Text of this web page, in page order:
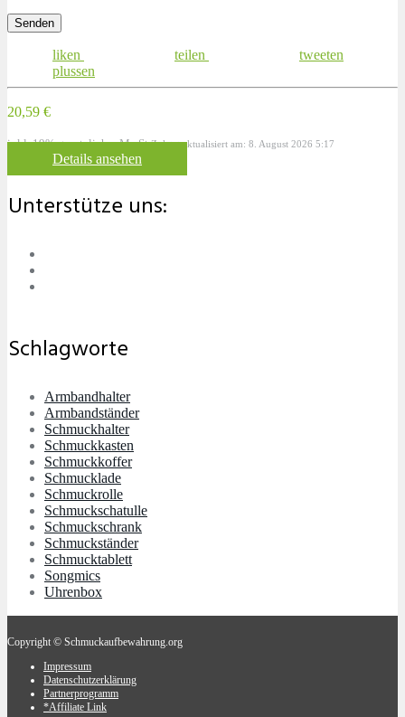
liken teilen
tweeten
plussen
20,59 €
inkl. 19% gesetzlicher MwSt.Zuletzt aktualisiert am: 8. August 2026 5:17
Details ansehen
Unterstütze uns:
Schlagworte
Armbandhalter
Armbandständer
Schmuckhalter
Schmuckkasten
Schmuckkoffer
Schmucklade
Schmuckrolle
Schmuckschatulle
Schmuckschrank
Schmuckständer
Schmucktablett
Songmics
Uhrenbox
Copyright © Schmuckaufbewahrung.org
Impressum
Datenschutzerklärung
Partnerprogramm
*Affiliate Link